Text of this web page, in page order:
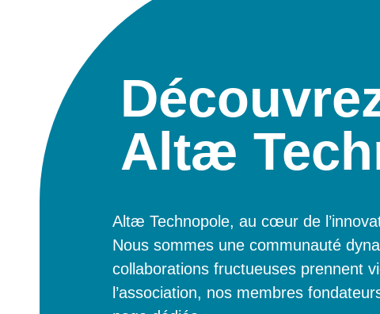
Altæ
Altæ Technopole, au cœur de
Nous sommes une communauté
collaborations fructueuses prennent
l’association, nos membres